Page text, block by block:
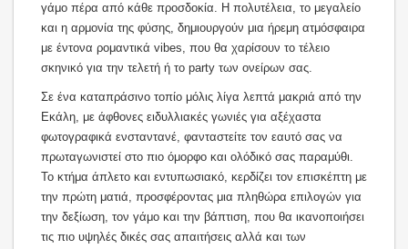
γάμο πέρα από κάθε προσδοκία. Η πολυτέλεια, το μεγαλείο
και η αρμονία της φύσης, δημιουργούν μια ήρεμη ατμόσφαιρα
με έντονα ρομαντικά vibes, που θα χαρίσουν το τέλειο
σκηνικό για την τελετή ή το party των ονείρων σας.
Σε ένα καταπράσινο τοπίο μόλις λίγα λεπτά μακριά από την
Εκάλη, με άφθονες ειδυλλιακές γωνιές για αξέχαστα
φωτογραφικά ενσταντανέ, φανταστείτε τον εαυτό σας να
πρωταγωνιστεί στο πιο όμορφο και ολόδικό σας παραμύθι.
To κτήμα άπλετο και εντυπωσιακό, κερδίζει τον επισκέπτη με
την πρώτη ματιά, προσφέροντας μια πληθώρα επιλογών για
την δεξίωση, τον γάμο και την βάπτιση, που θα ικανοποιήσει
τις πιο υψηλές δικές σας απαιτήσεις αλλά και των